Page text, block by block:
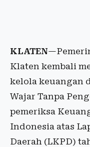
KLATEN
Klaten kembali
kelola keuangan
Wajar Tanpa
pemeriksa
Indonesia atas
Daerah (LKPD)